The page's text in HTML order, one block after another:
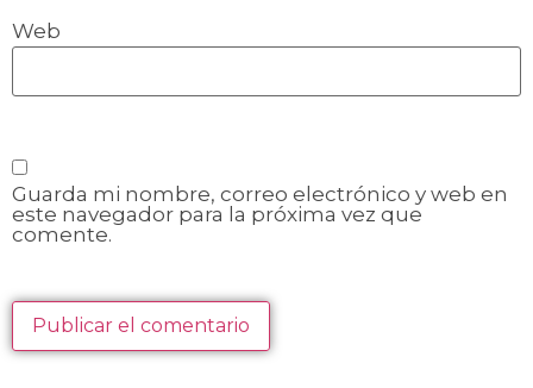
Web
Guarda mi nombre, correo electrónico y web en
este navegador para la próxima vez que
comente.